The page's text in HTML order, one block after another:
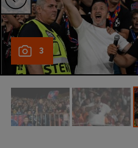
Intră în cont
Creează cont
3